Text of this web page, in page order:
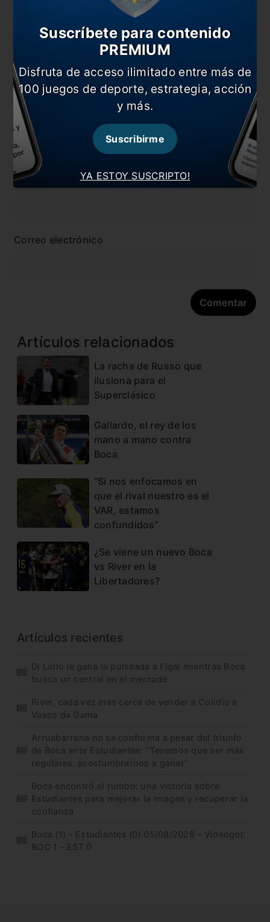
Comentarios
Nombre
Correo electrónico
Artículos relacionados
La racha de Russo que
ilusiona para el
Superclásico
Gallardo, el rey de los
mano a mano contra
Boca
“Si nos enfocamos en
que el rival nuestro es el
VAR, estamos
confundidos”
¿Se viene un nuevo Boca
vs River en la
Libertadores?
Artículos recientes
Di Lollo le gana la pulseada a Figal mientras Boca
busca un central en el mercado
River, cada vez más cerca de vender a Colidio a
Vasco da Gama
Arruabarrena no se conforma a pesar del triunfo
de Boca ante Estudiantes: “Tenemos que ser más
regulares, acostumbrarnos a ganar”
Boca encontró el rumbo: una victoria sobre
Estudiantes para mejorar la imagen y recuperar la
confianza
Boca (1) – Estudiantes (0) 05/08/2026 – Videogol:
BOC 1 – EST 0
YA ESTOY SUSCRIPTO!
Suscríbete para contenido
PREMIUM
Disfruta de acceso ilimitado entre más de
100 juegos de deporte, estrategia, acción
y más.
Suscribirme